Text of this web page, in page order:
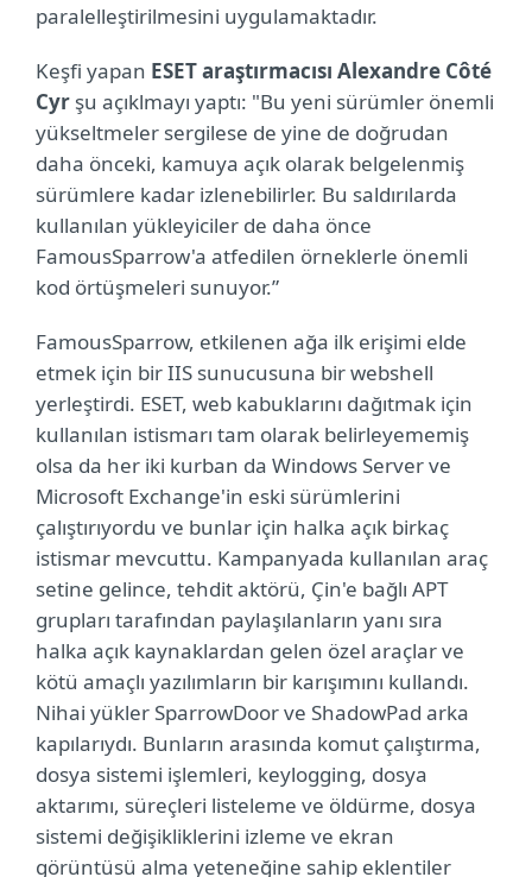
paralelleştirilmesini uygulamaktadır.
Keşfi yapan ESET araştırmacısı Alexandre Côté
Cyr şu açıklmayı yaptı: "Bu yeni sürümler önemli
yükseltmeler sergilese de yine de doğrudan
daha önceki, kamuya açık olarak belgelenmiş
sürümlere kadar izlenebilirler. Bu saldırılarda
kullanılan yükleyiciler de daha önce
FamousSparrow'a atfedilen örneklerle önemli
kod örtüşmeleri sunuyor.”
FamousSparrow, etkilenen ağa ilk erişimi elde
etmek için bir IIS sunucusuna bir webshell
yerleştirdi. ESET, web kabuklarını dağıtmak için
kullanılan istismarı tam olarak belirleyememiş
olsa da her iki kurban da Windows Server ve
Microsoft Exchange'in eski sürümlerini
çalıştırıyordu ve bunlar için halka açık birkaç
istismar mevcuttu. Kampanyada kullanılan araç
setine gelince, tehdit aktörü, Çin'e bağlı APT
grupları tarafından paylaşılanların yanı sıra
halka açık kaynaklardan gelen özel araçlar ve
kötü amaçlı yazılımların bir karışımını kullandı.
Nihai yükler SparrowDoor ve ShadowPad arka
kapılarıydı. Bunların arasında komut çalıştırma,
dosya sistemi işlemleri, keylogging, dosya
aktarımı, süreçleri listeleme ve öldürme, dosya
sistemi değişikliklerini izleme ve ekran
görüntüsü alma yeteneğine sahip eklentiler